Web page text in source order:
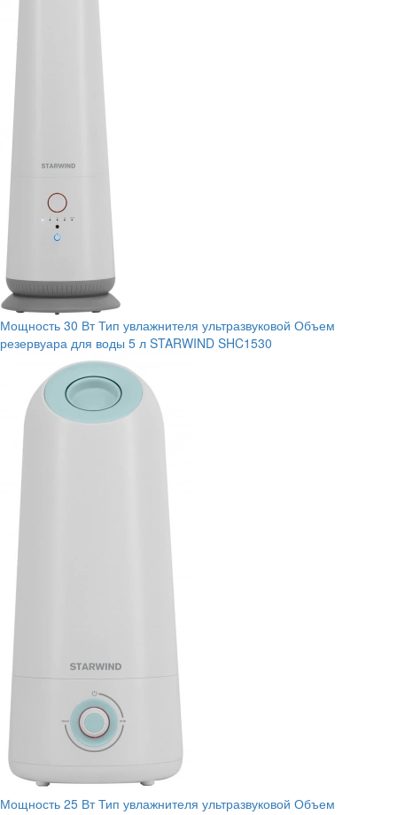
Мощность 30 ВтТип увлажнителя ультразвуковой Объем
резервуара для воды 5 л STARWIND SHC1530
Мощность 25 ВтТип увлажнителя ультразвуковой Объем